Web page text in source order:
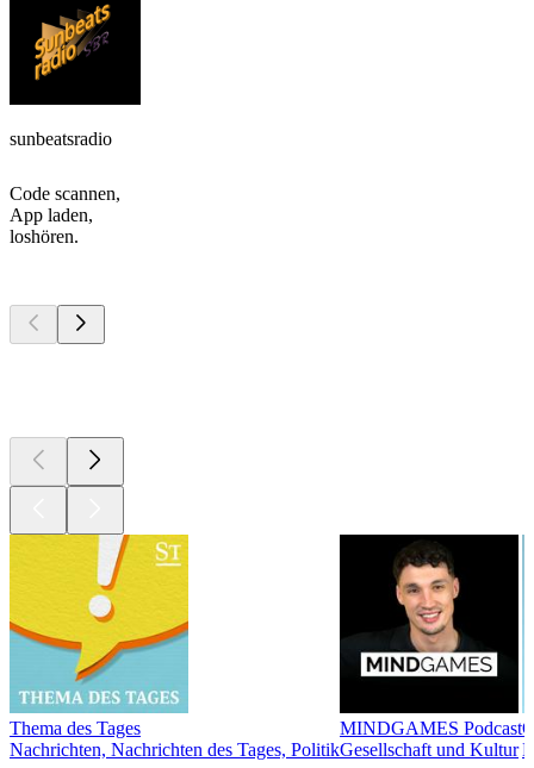
sunbeatsradio
Code scannen,
App laden,
loshören.
Thema des Tages
Nachrichten, Nachrichten des Tages, Politik
MINDGAMES Podcast
Gesellschaft und Kultur